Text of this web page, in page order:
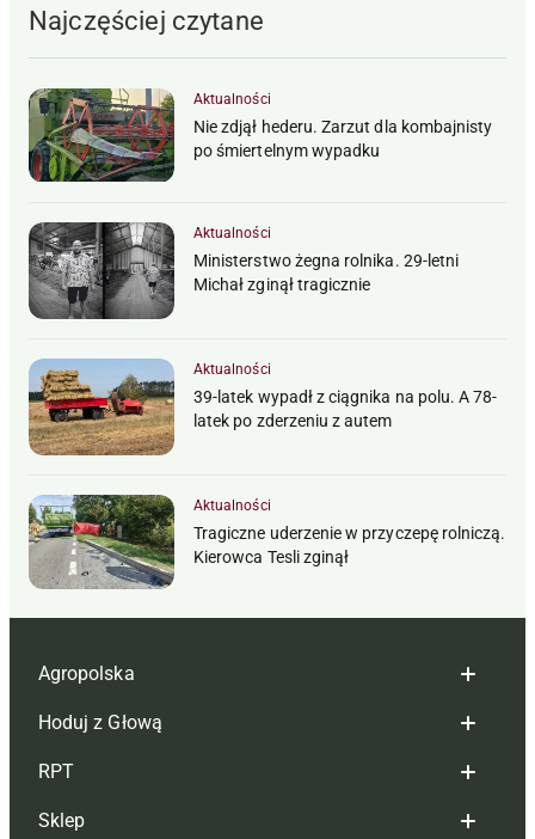
Najczęściej czytane
Aktualności
Nie zdjął hederu. Zarzut dla kombajnisty
po śmiertelnym wypadku
Aktualności
Ministerstwo żegna rolnika. 29-letni
Michał zginął tragicznie
Aktualności
39-latek wypadł z ciągnika na polu. A 78-
latek po zderzeniu z autem
Aktualności
Tragiczne uderzenie w przyczepę rolniczą.
Kierowca Tesli zginął
Agropolska
Redakcja
Reklama
Tagi
Hoduj z Głową
Hoduj z głową bydło
Hoduj z głową świnie
RPT
Redakcja
Sklep